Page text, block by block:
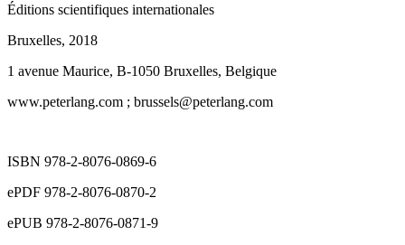
Éditions scientifiques internationales
Bruxelles, 2018
1 avenue Maurice, B-1050 Bruxelles, Belgique
www.peterlang.com ; brussels@peterlang.com
ISBN 978-2-8076-0869-6
ePDF 978-2-8076-0870-2
ePUB 978-2-8076-0871-9